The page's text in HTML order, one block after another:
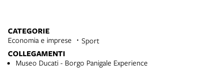
CATEGORIE
Economia e imprese Sport
COLLEGAMENTI
Museo Ducati - Borgo Panigale Experience